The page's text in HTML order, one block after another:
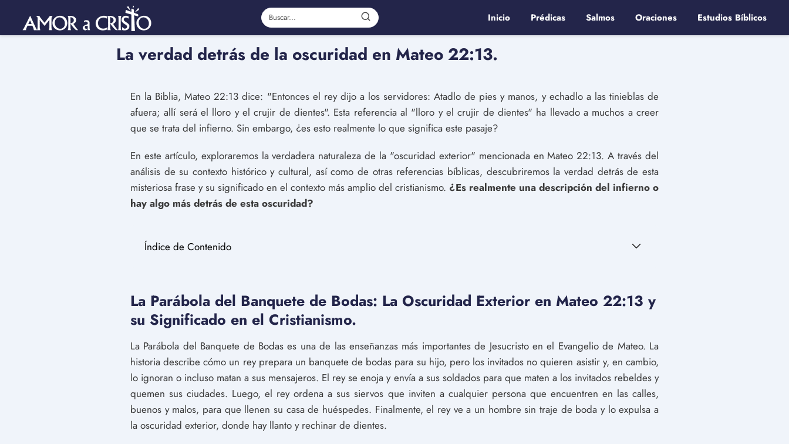
Inicio Prédicas Salmos Oraciones Estudios Bíblicos
La verdad detrás de la oscuridad en Mateo 22:13.
En la Biblia, Mateo 22:13 dice: "Entonces el rey dijo a los servidores: Atadlo de pies y manos, y echadlo a las tinieblas de
afuera; allí será el lloro y el crujir de dientes". Esta referencia al "lloro y el crujir de dientes" ha llevado a muchos a creer
que se trata del infierno. Sin embargo, ¿es esto realmente lo que significa este pasaje?
En este artículo, exploraremos la verdadera naturaleza de la "oscuridad exterior" mencionada en Mateo 22:13. A través del
análisis de su contexto histórico y cultural, así como de otras referencias bíblicas, descubriremos la verdad detrás de esta
misteriosa frase y su significado en el contexto más amplio del cristianismo. ¿Es realmente una descripción del infierno o
hay algo más detrás de esta oscuridad?
Índice de Contenido
La Parábola del Banquete de Bodas: La Oscuridad Exterior en Mateo 22:13 y
su Significado en el Cristianismo.
La Parábola del Banquete de Bodas es una de las enseñanzas más importantes de Jesucristo en el Evangelio de Mateo. La
historia describe cómo un rey prepara un banquete de bodas para su hijo, pero los invitados no quieren asistir y, en cambio,
lo ignoran o incluso matan a sus mensajeros. El rey se enoja y envía a sus soldados para que maten a los invitados rebeldes y
quemen sus ciudades. Luego, el rey ordena a sus siervos que inviten a cualquier persona que encuentren en las calles,
buenos y malos, para que llenen su casa de huéspedes. Finalmente, el rey ve a un hombre sin traje de boda y lo expulsa a
la oscuridad exterior, donde hay llanto y rechinar de dientes.